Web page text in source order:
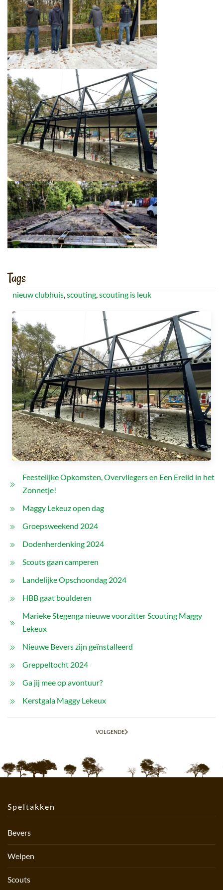
Tags
nieuw clubhuis,scouting,scouting is leuk
Feestelijke Opkomsten, Overvliegers en Een Erelid in het
Zonnetje!
Maggy Lekeuz open dag
Groepsweekend 2024
Dodenherdenking 2024
Scouts gaan camperen
Landelijke Opschoondag 2024
HBB gaat boulderen
Marieke Stegenga nieuwe voorzitter Scouting Maggy
Lekeux
Nieuwe Bevers zijn geïnstalleerd
Greppeltocht 2024
Ga jij mee op avontuur?
Kerstgala Maggy Lekeux
VOLGENDE
Speltakken
Bevers
Welpen
Scouts